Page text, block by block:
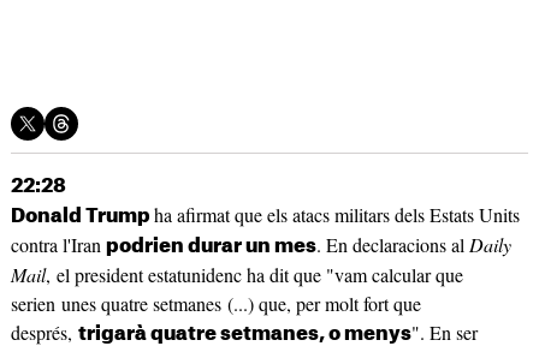
22:28
Donald Trump ha afirmat que els atacs militars dels Estats Units
contra l'Iran podrien durar un mes. En declaracions al Daily
Mail, el president estatunidenc ha dit que "vam calcular que
serien unes quatre setmanes (...) que, per molt fort que
després, trigarà quatre setmanes, o menys". En ser